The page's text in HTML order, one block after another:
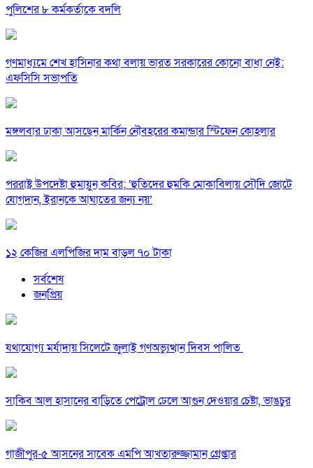
পুলিশের ৮ কর্মকর্তাকে বদলি
গণমাধ্যমে শেখ হাসিনার কথা বলায় ভারত সরকারের কোনো বাধা নেই:
এফসিসি সভাপতি
মঙ্গলবার ঢাকা আসছেন মার্কিন নৌবহরের কমান্ডার স্টিফেন কোহলার
পররাষ্ট্র উপদেষ্টা হুমায়ুন কবির; ‘হুতিদের হুমকি মোকাবিলায় সৌদি জোটে
যোগদান, ইরানকে আঘাতের জন্য নয়’
১২ কেজির এলপিজির দাম বাড়ল ৭০ টাকা
সর্বশেষ
জনপ্রিয়
যথাযোগ্য মর্যাদায় সিলেটে জুলাই গণঅভ্যুত্থান দিবস পালিত
সাকিব আল হাসানের বাড়িতে পেট্রোল ঢেলে আগুন দেওয়ার চেষ্টা, ভাঙচুর
গাজীপুর-৫ আসনের সাবেক এমপি আখতারুজ্জামান গ্রেপ্তার